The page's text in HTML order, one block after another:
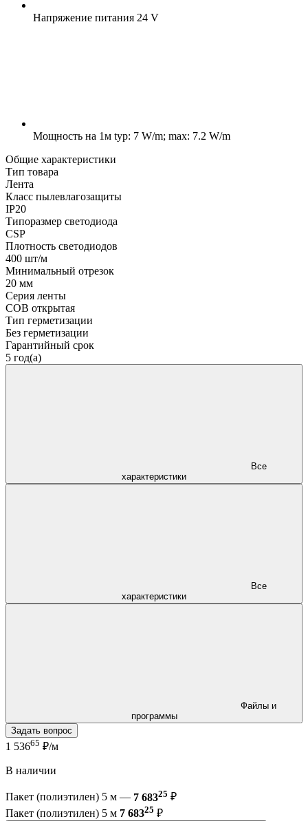
Напряжение питания 24 V
Мощность на 1м typ: 7 W/m; max: 7.2 W/m
Общие характеристики
Тип товара
Лента
Класс пылевлагозащиты
IP20
Типоразмер светодиода
CSP
Плотность светодиодов
400 шт/м
Минимальный отрезок
20 мм
Серия ленты
COB открытая
Тип герметизации
Без герметизации
Гарантийный срок
5 год(а)
характеристики
характеристики
программы
Задать вопрос
1 53665 ₽/м
В наличии
Пакет (полиэтилен) 5 м — 7 68325 ₽
Пакет (полиэтилен) 5 м 7 68325 ₽